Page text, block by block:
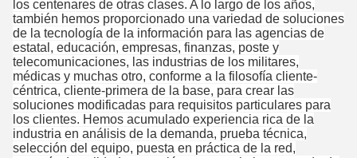
los centenares de otras clases. A lo largo de los años,
también hemos proporcionado una variedad de soluciones
de la tecnología de la información para las agencias de
estatal, educación, empresas, finanzas, poste y
telecomunicaciones, las industrias de los militares,
médicas y muchas otro, conforme a la filosofía cliente-
céntrica, cliente-primera de la base, para crear las
soluciones modificadas para requisitos particulares para
los clientes. Hemos acumulado experiencia rica de la
industria en análisis de la demanda, prueba técnica,
selección del equipo, puesta en práctica de la red,